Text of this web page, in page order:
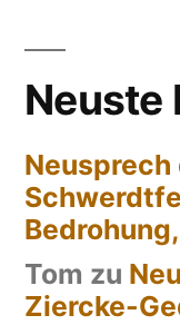
der
Beiträge
Neuste
Neusprech
Tom zu
Ziercke-